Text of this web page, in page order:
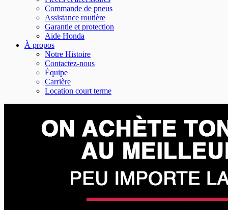
Commande de pneus
Assistance routière
Garantie et protection
Aide Honda
À propos
Notre Histoire
Contactez-nous
Équipe
Carrière
Location court terme